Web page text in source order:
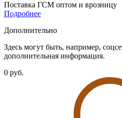
Поставка ГСМ оптом и врозницу
Подробнее
Дополнительно
Здесь могут быть, например,
дополнительная информация.
0 руб.